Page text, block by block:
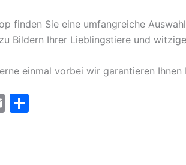
finden Sie eine umfangreiche
Bildern Ihrer Lieblingstiere und
einmal vorbei wir garantieren Ihnen
E